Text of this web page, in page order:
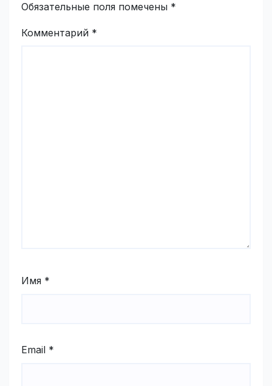
Обязательные поля помечены *
Комментарий *
Имя *
Email *